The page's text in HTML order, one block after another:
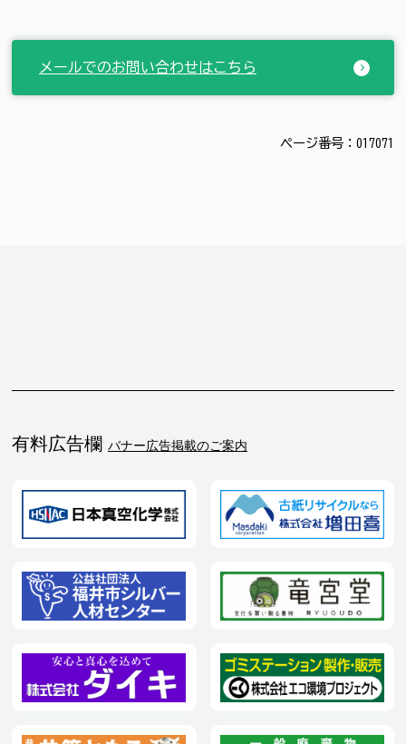
メールでのお問い合わせはこちら
ページ番号：017071
有料広告欄 バナー広告掲載のご案内